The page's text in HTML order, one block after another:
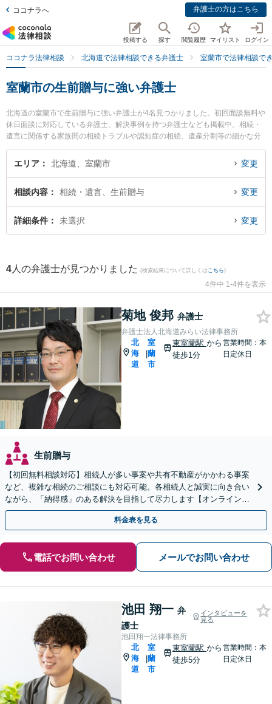
ココナラへ 弁護士の方はこちら
投稿する 探す 閲覧履歴 マイリスト ログイン
ココナラ法律相談 北海道で法律相談できる弁護士 室蘭市で法律相談で
室蘭市の生前贈与に強い弁護士
北海道の室蘭市で生前贈与に強い弁護士が4名見つかりました。初回面談無料や
休日面談に対応している弁護士、解決事例を持つ弁護士なども掲載中。相続・
遺言に関係する家族間の相続トラブルや認知症の相続、遺産分割等の細かな分
野での絞り込み検索もでき便利です。特に弁護士法人北海道みらい法律事務所
の菊地 俊邦弁護士や池田翔一法律事務所の池田 翔一弁護士、弁護士法人北海道
今すぐに弁護士に相談したい』『生前贈与のトラブル解決の実績豊富な近くの
弁護士を検索したい』『初回相談無料で生前贈与を法律相談できる室蘭市内の
弁護士に相談予約したい』などでお困りの相談者さんにおすすめです。
エリア 北海道、室蘭市 変更
相談内容 相続・遺言、生前贈与 変更
詳細条件 未選択 変更
4 人の弁護士が見つかりました (検索結果について詳しくは こちら)
4件中 1-4件を表示
菊地 俊邦 弁護士
弁護士法人北海道みらい法律事務所
北
海
道
|
室
蘭
市
東室蘭駅 から
徒歩1分
営業時間：本
日定休日
生前贈与
【初回無料相談対応】相続人が多い事案や共有不動産がかかわる事案
など、複雑な相続のご相談にも対応可能。各相続人と誠実に向き合い
ながら、「納得感」のある解決を目指して尽力します【オンライン面
談可】【完全個室で相談可】【東室蘭駅1分】
料金表を見る
電話でお問い合わせ メールでお問い合わせ
池田 翔一 弁
護士
インタビューを
見る
池田翔一法律事務所
北
海
道
|
室
蘭
市
東室蘭駅 から
徒歩5分
営業時間：本
日定休日